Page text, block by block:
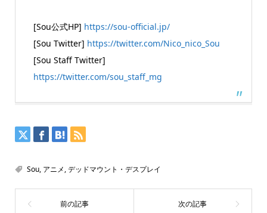
[Sou公式HP] https://sou-official.jp/
[Sou Twitter] https://twitter.com/Nico_nico_Sou
[Sou Staff Twitter]
https://twitter.com/sou_staff_mg
Sou, アニメ,デッドマウント・デスプレイ